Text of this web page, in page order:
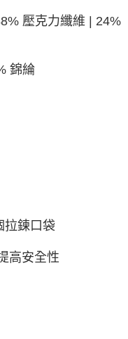
先享後付」服務完成之交
將交易相關給付款項請求債
損失，本公司不負相關責
號之用戶狀況，依本公司即
情形，本公司將視審查結果
。若發現惡意使用之情形，
壓克力纖維 | 24%
錦綸
拉鍊口袋
高安全性